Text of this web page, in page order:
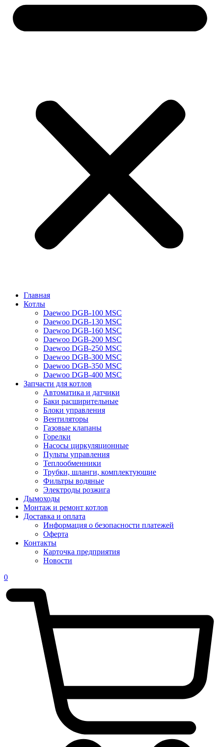
Главная
Котлы
Daewoo DGB-100 MSC
Daewoo DGB-130 MSC
Daewoo DGB-160 MSC
Daewoo DGB-200 MSC
Daewoo DGB-250 MSC
Daewoo DGB-300 MSC
Daewoo DGB-350 MSC
Daewoo DGB-400 MSC
Запчасти для котлов
Автоматика и датчики
Баки расширительные
Блоки управления
Вентиляторы
Газовые клапаны
Горелки
Насосы циркуляционные
Пульты управления
Теплообменники
Трубки, шланги, комплектующие
Фильтры водяные
Электроды розжига
Дымоходы
Монтаж и ремонт котлов
Доставка и оплата
Информация о безопасности платежей
Оферта
Контакты
Карточка предприятия
Новости
0